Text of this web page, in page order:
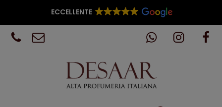
ECCELLENTE